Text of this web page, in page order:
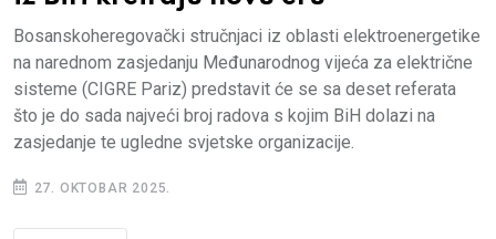
Bosanskoheregovački stručnjaci iz oblasti elektroenergetike
na narednom zasjedanju Međunarodnog vijeća za električne
sisteme (CIGRE Pariz) predstavit će se sa deset referata
što je do sada najveći broj radova s kojim BiH dolazi na
zasjedanje te ugledne svjetske organizacije.
27. OKTOBAR 2025.